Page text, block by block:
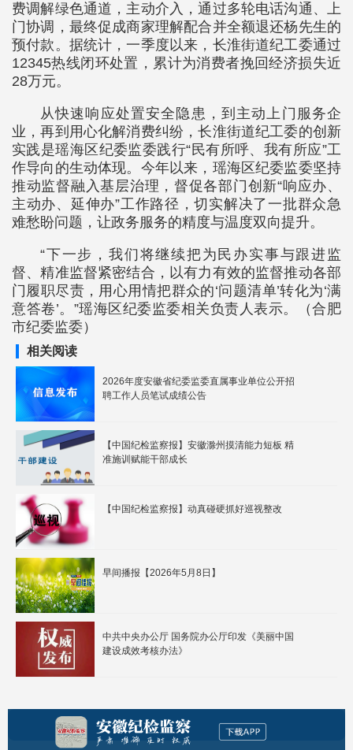
费调解绿色通道，主动介入，通过多轮电话沟通、上
门协调，最终促成商家理解配合并全额退还杨先生的
预付款。据统计，一季度以来，长淮街道纪工委通过
12345热线闭环处置，累计为消费者挽回经济损失近
28万元。
从快速响应处置安全隐患，到主动上门服务企
业，再到用心化解消费纠纷，长淮街道纪工委的创新
实践是瑶海区纪委监委践行“民有所呼、我有所应”工
作导向的生动体现。今年以来，瑶海区纪委监委坚持
推动监督融入基层治理，督促各部门创新“响应办、
主动办、延伸办”工作路径，切实解决了一批群众急
难愁盼问题，让政务服务的精度与温度双向提升。
“下一步，我们将继续把为民办实事与跟进监
督、精准监督紧密结合，以有力有效的监督推动各部
门履职尽责，用心用情把群众的‘问题清单’转化为‘满
意答卷’。”瑶海区纪委监委相关负责人表示。（合肥
市纪委监委）
相关阅读
2026年度安徽省纪委监委直属事业单位公开招
聘工作人员笔试成绩公告
【中国纪检监察报】安徽滁州摸清能力短板 精
准施训赋能干部成长
【中国纪检监察报】动真碰硬抓好巡视整改
早间播报【2026年5月8日】
中共中央办公厅 国务院办公厅印发《美丽中国
建设成效考核办法》